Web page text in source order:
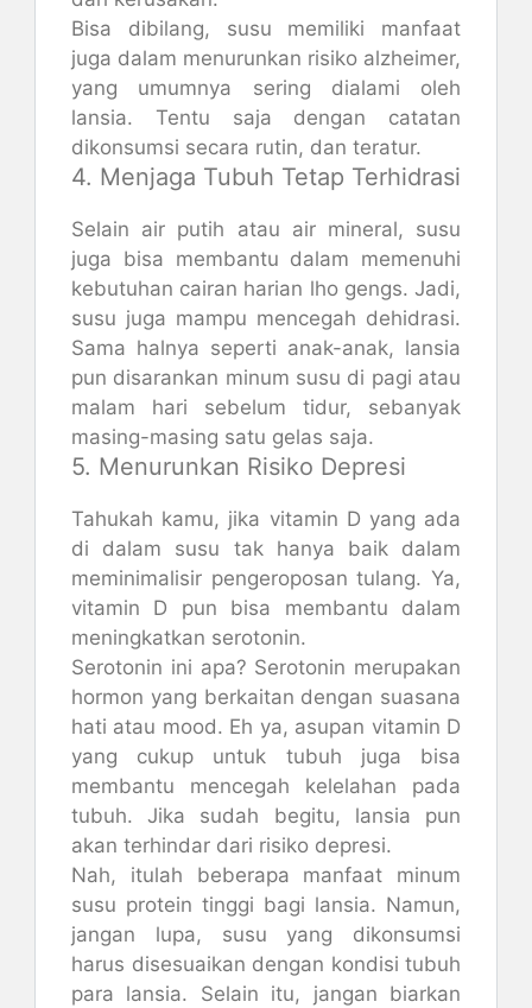
Bisa dibilang, susu memiliki manfaat
juga dalam menurunkan risiko alzheimer,
yang umumnya sering dialami oleh
lansia. Tentu saja dengan catatan
dikonsumsi secara rutin, dan teratur.
4. Menjaga Tubuh Tetap Terhidrasi
Selain air putih atau air mineral, susu
juga bisa membantu dalam memenuhi
kebutuhan cairan harian lho gengs. Jadi,
susu juga mampu mencegah dehidrasi.
Sama halnya seperti anak-anak, lansia
pun disarankan minum susu di pagi atau
malam hari sebelum tidur, sebanyak
masing-masing satu gelas saja.
5. Menurunkan Risiko Depresi
Tahukah kamu, jika vitamin D yang ada
di dalam susu tak hanya baik dalam
meminimalisir pengeroposan tulang. Ya,
vitamin D pun bisa membantu dalam
meningkatkan serotonin.
Serotonin ini apa? Serotonin merupakan
hormon yang berkaitan dengan suasana
hati atau mood. Eh ya, asupan vitamin D
yang cukup untuk tubuh juga bisa
membantu mencegah kelelahan pada
tubuh. Jika sudah begitu, lansia pun
akan terhindar dari risiko depresi.
Nah, itulah beberapa manfaat minum
susu protein tinggi bagi lansia. Namun,
jangan lupa, susu yang dikonsumsi
harus disesuaikan dengan kondisi tubuh
para lansia. Selain itu, jangan biarkan